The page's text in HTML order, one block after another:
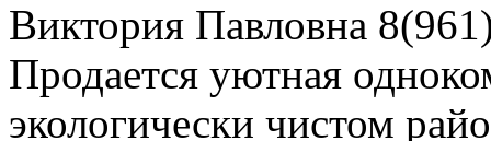
Виктория Павловна
Продается уютная
экологически чистом